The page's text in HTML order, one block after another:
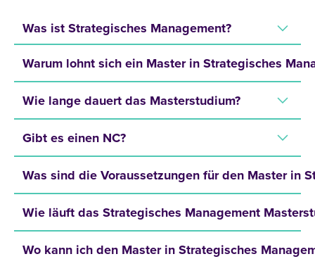
Was ist Strategisches Management?
Warum lohnt sich ein Master in Strategisches
Wie lange dauert das Masterstudium?
Gibt es einen NC?
Was sind die Voraussetzungen für den Master in
Wie läuft das Strategisches Management
Wo kann ich den Master in Strategisches